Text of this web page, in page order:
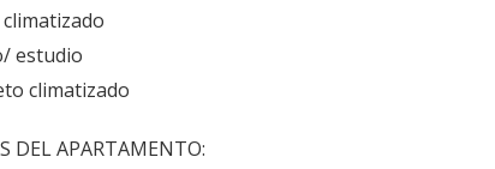
estudio
climatizado
DEL APARTAMENTO: